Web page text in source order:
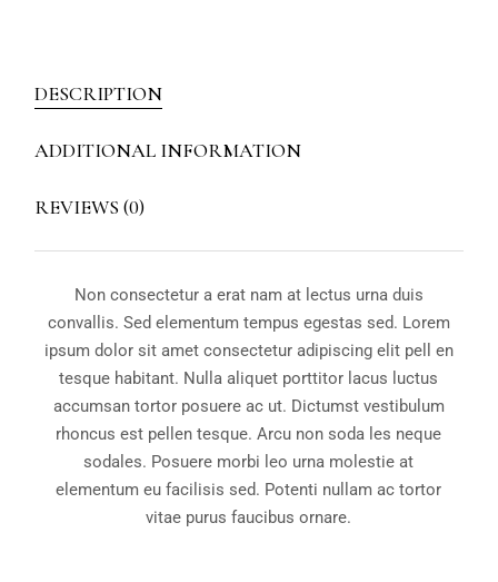
DESCRIPTION
ADDITIONAL INFORMATION
REVIEWS (0)
Non consectetur a erat nam at lectus urna duis
convallis. Sed elementum tempus egestas sed. Lorem
ipsum dolor sit amet consectetur adipiscing elit pell en
tesque habitant. Nulla aliquet porttitor lacus luctus
accumsan tortor posuere ac ut. Dictumst vestibulum
rhoncus est pellen tesque. Arcu non soda les neque
sodales. Posuere morbi leo urna molestie at
elementum eu facilisis sed. Potenti nullam ac tortor
vitae purus faucibus ornare.